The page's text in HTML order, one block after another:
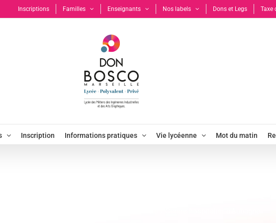
Inscriptions Familles Enseignants Nos labels Dons et Legs Taxe
Inscription Informations pratiques Vie lycéenne Mot du matin